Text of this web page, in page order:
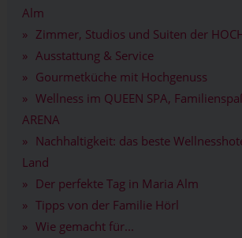
Alm
Zimmer, Studios und Suiten der
Ausstattung & Service
Gourmetküche mit Hochgenuss
Wellness im QUEEN SPA,
ARENA
Nachhaltigkeit: das beste
Land
Der perfekte Tag in Maria Alm
Tipps von der Familie Hörl
Wie gemacht für...